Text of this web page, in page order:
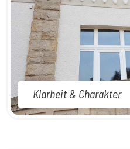
Klarheit & Charakter